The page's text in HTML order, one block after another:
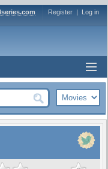
Register | Log in